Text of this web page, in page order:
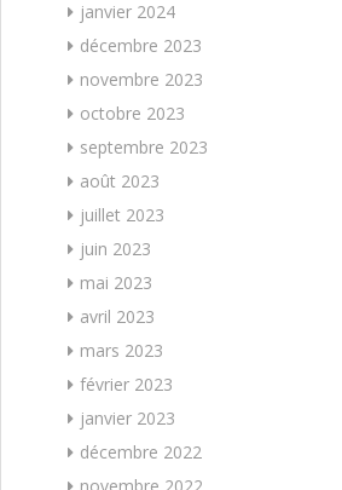
janvier 2024
décembre 2023
novembre 2023
octobre 2023
septembre 2023
août 2023
juillet 2023
juin 2023
mai 2023
avril 2023
mars 2023
février 2023
janvier 2023
décembre 2022